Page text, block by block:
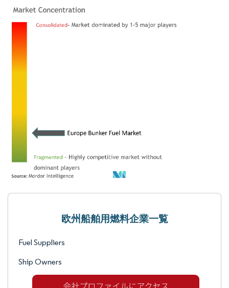
欧州船舶用燃料企業一覧
Fuel Suppliers
Ship Owners